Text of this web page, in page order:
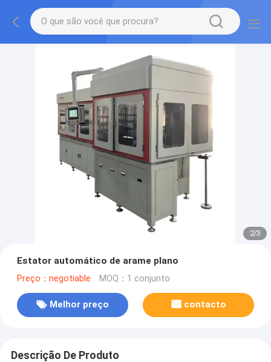
2/3
Estator automático de arame plano
Preço：negotiable MOQ：1 conjunto
Melhor preço contacto
Descrição De Produto